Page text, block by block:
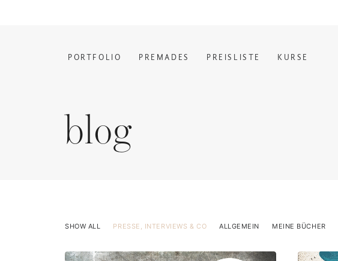
PORTFOLIO PREMADES PREISLISTE KURSE
blog
SHOW ALL PRESSE, INTERVIEWS & CO ALLGEMEIN MEINE BÜCHER